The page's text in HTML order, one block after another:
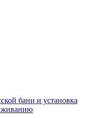
бани и установка